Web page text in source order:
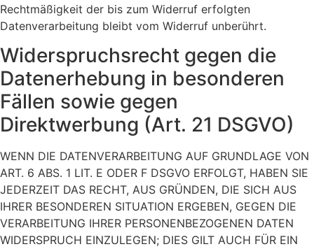
Rechtmäßigkeit der bis zum Widerruf erfolgten
Datenverarbeitung bleibt vom Widerruf unberührt.
Widerspruchsrecht gegen die
Datenerhebung in besonderen
Fällen sowie gegen
Direktwerbung (Art. 21 DSGVO)
WENN DIE DATENVERARBEITUNG AUF GRUNDLAGE VON
ART. 6 ABS. 1 LIT. E ODER F DSGVO ERFOLGT, HABEN SIE
JEDERZEIT DAS RECHT, AUS GRÜNDEN, DIE SICH AUS
IHRER BESONDEREN SITUATION ERGEBEN, GEGEN DIE
VERARBEITUNG IHRER PERSONENBEZOGENEN DATEN
WIDERSPRUCH EINZULEGEN; DIES GILT AUCH FÜR EIN